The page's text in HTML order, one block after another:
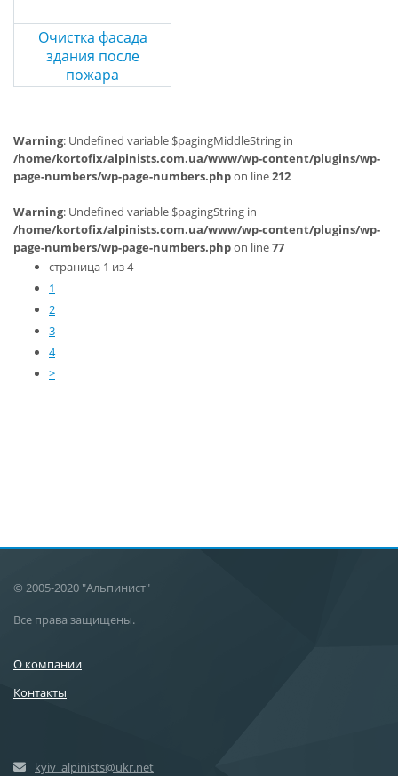
Очистка фасада
здания после
пожара
Warning: Undefined variable $pagingMiddleString in
/home/kortofix/alpinists.com.ua/www/wp-content/plugins/wp-
page-numbers/wp-page-numbers.phpon line212
Warning: Undefined variable $pagingString in
/home/kortofix/alpinists.com.ua/www/wp-content/plugins/wp-
page-numbers/wp-page-numbers.phpon line77
страница 1 из 4
1
2
3
4
>
© 2005-2020 "Альпинист"
Все права защищены.
О компании
Контакты
kyiv_alpinists@ukr.net